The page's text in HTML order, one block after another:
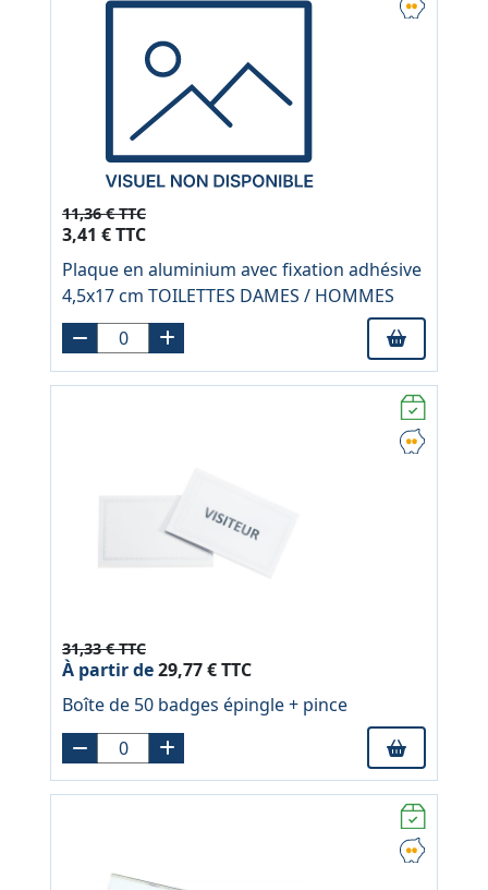
11,36 € TTC
3,41 € TTC
Plaque en aluminium avec fixation adhésive
4,5x17 cm TOILETTES DAMES / HOMMES
31,33 € TTC
À partir de29,77 € TTC
Boîte de 50 badges épingle + pince